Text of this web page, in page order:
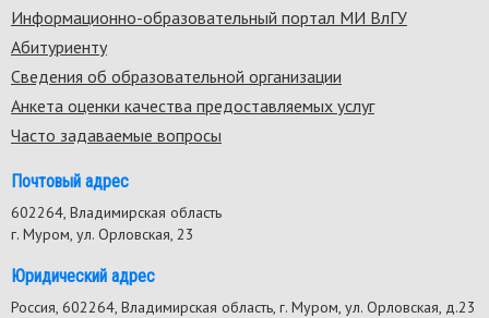
Footer
menu
Информационно-образовательный портал МИ ВлГУ
Абитуриенту
Сведения об образовательной организации
Анкета оценки качества предоставляемых услуг
Часто задаваемые вопросы
Почтовый адрес
602264, Владимирская область
г. Муром, ул. Орловская, 23
Юридический адрес
Россия, 602264, Владимирская область, г. Муром, ул. Орловская, д.23